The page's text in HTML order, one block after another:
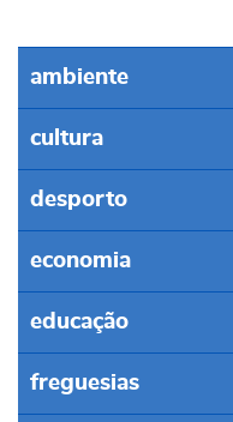
ambiente
cultura
desporto
economia
educação
freguesias